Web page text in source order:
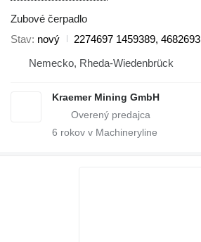
Zubové čerpadlo
Stav nový
2274697 1459389, 4682693
Nemecko, Rheda-Wiedenbrück
Kraemer Mining GmbH
6 rokov v Machineryline